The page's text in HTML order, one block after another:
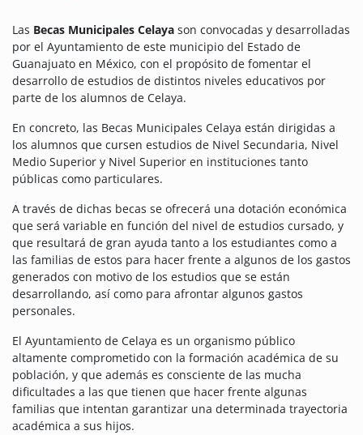
Las Becas Municipales Celaya son convocadas y desarrolladas
por el Ayuntamiento de este municipio del Estado de
Guanajuato en México, con el propósito de fomentar el
desarrollo de estudios de distintos niveles educativos por
parte de los alumnos de Celaya.
En concreto, las Becas Municipales Celaya están dirigidas a
los alumnos que cursen estudios de Nivel Secundaria, Nivel
Medio Superior y Nivel Superior en instituciones tanto
públicas como particulares.
A través de dichas becas se ofrecerá una dotación económica
que será variable en función del nivel de estudios cursado, y
que resultará de gran ayuda tanto a los estudiantes como a
las familias de estos para hacer frente a algunos de los gastos
generados con motivo de los estudios que se están
desarrollando, así como para afrontar algunos gastos
personales.
El Ayuntamiento de Celaya es un organismo público
altamente comprometido con la formación académica de su
población, y que además es consciente de las mucha
dificultades a las que tienen que hacer frente algunas
familias que intentan garantizar una determinada trayectoria
académica a sus hijos.